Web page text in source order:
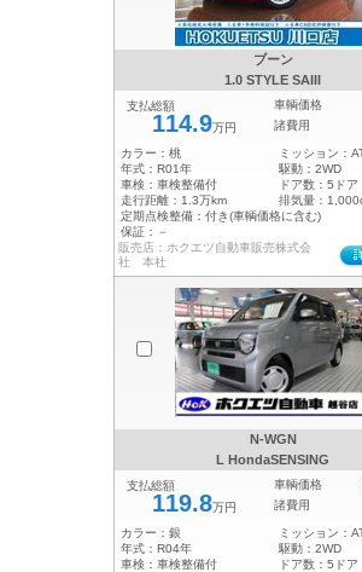
ブーン
1.0 STYLE SAIII
支払総額
114.9万円
車輌価格
諸費用
カラー： 桃 ミッション：
年式： R01年 駆動： 2WD
車検： 車検整備付 ドア数： 5ドア
走行距離： 1.3万km 排気量：
定期点検整備： 付き(車輌価格に含む)
保証：
－
販売店：ホクエツ自動車販売株式会
社 本社
N-WGN
L HondaSENSING
支払総額
119.8万円
車輌価格
諸費用
カラー： 銀 ミッション：
年式： R04年 駆動： 2WD
車検： 車検整備付 ドア数： 5ドア